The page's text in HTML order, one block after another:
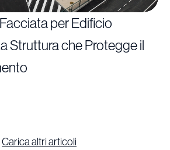
per Edificio
Struttura che Protegge il
Carica altri articoli